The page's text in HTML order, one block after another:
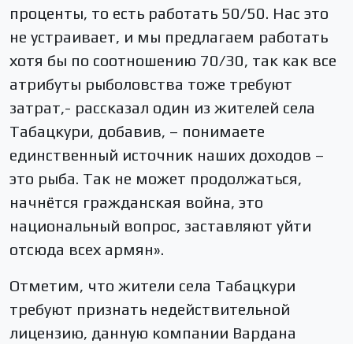
проценты, то есть работать 50/50. Нас это
не устраивает, и мы предлагаем работать
хотя бы по соотношению 70/30, так как все
атрибуты рыболовства тоже требуют
затрат,- рассказал один из жителей села
Табацкури, добавив, – понимаете
единственный источник наших доходов –
это рыба. Так не может продолжаться,
начнётся гражданская война, это
национальный вопрос, заставляют уйти
отсюда всех армян».
Отметим, что жители села Табацкури
требуют признать недействительной
лицензию, данную компании Вардана